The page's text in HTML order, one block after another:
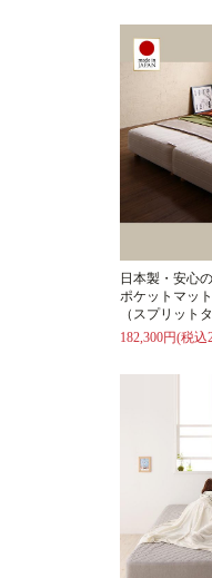
日本製・安心
ポケットマッ
（スプリット
182,300円(税込